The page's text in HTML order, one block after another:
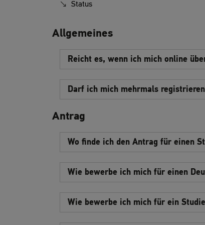
Status
Allgemeines
Reicht es, wenn ich mich online
Darf ich mich mehrmals
Antrag
Wo finde ich den Antrag für einen
Wie bewerbe ich mich für einen
Wie bewerbe ich mich für ein